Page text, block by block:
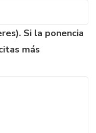
Si la ponencia
más